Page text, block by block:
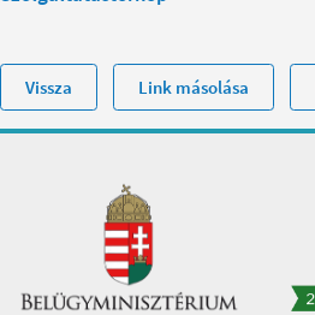
Vissza Link másolása